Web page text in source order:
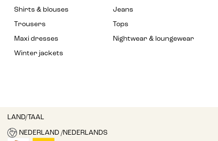
Shirts & blouses
Jeans
Trousers
Tops
Maxi dresses
Nightwear & loungewear
Winter jackets
LAND/TAAL
NEDERLAND /NEDERLANDS